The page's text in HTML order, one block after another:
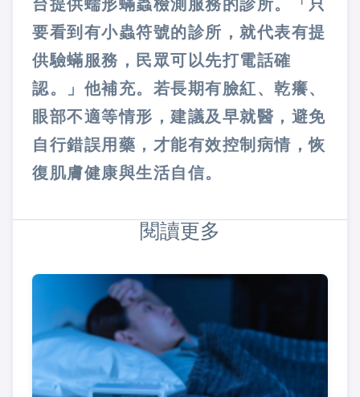
台提供蠕形蟎蟲檢測服務的診所。「只
要看到有小蟲符號的診所，就代表有提
供驗蟎服務，民眾可以先打電話確
認。」他補充。若長期有臉紅、乾癢、
眼部不適等情形，建議及早就醫，避免
自行錯誤用藥，才能有效控制病情，恢
復肌膚健康與生活自信。
閱讀更多